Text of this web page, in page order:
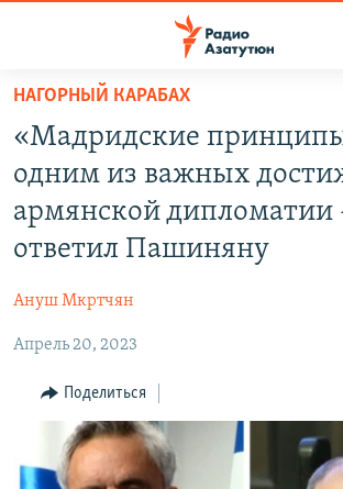
Перейти
основному
содержанию
основной
Перейти
НОВОСТИ
РЕГИОН
НАГОРНЫЙ КАРАБАХ
КУЛЬТУРА
СПОРТ
АРХИВ
НАГОРНЫЙ КАРАБАХ
«Мадридские
одним из важных
армянской дипломатии
ответил Пашиняну
Ануш Мкртчян
Апрель 20, 2023
Поделиться